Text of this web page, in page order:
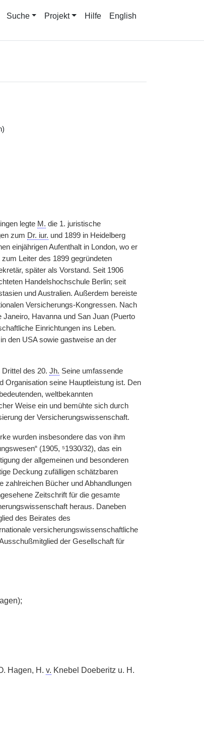
Suche Projekt Hilfe English
legte M. die 1. juristische
zum Dr. iur. und 1899 in Heidelberg
einjährigen Aufenthalt in London, wo er
Leiter des 1899 gegründeten
später als Vorstand. Seit 1906
Handelshochschule Berlin; seit
und Australien. Außerdem bereiste
Versicherungs-Kongressen. Nach
Havanna und San Juan (Puerto
Einrichtungen ins Leben.
den USA sowie gastweise an der
des 20. Jh. Seine umfassende
Organisation seine Hauptleistung ist. Den
weltbekannten
Weise ein und bemühte sich durch
der Versicherungswissenschaft.
wurden insbesondere das von ihm
(1905, ⁵1930/32), das ein
der allgemeinen und besonderen
Deckung zufälligen schätzbaren
zahlreichen Bücher und Abhandlungen
Zeitschrift für die gesamte
heraus. Daneben
des Beirates des
versicherungswissenschaftliche
der Gesellschaft für
Hagen, H. v. Knebel Doeberitz u. H.